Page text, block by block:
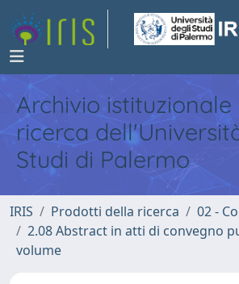
Archivio istituzionale
ricerca
Studi di Palermo
IRIS Prodotti della ricerca
02 -
2.08 Abstract in atti di convegno
volume